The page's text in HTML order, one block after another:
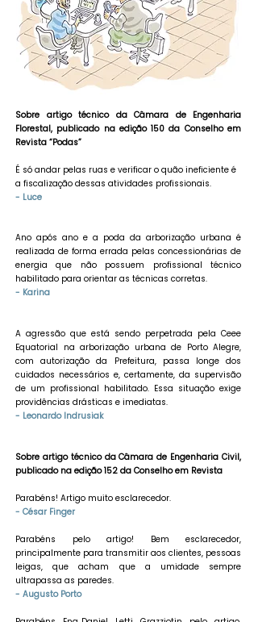
​Sobre artigo técnico da Câmara de Engenharia
Florestal, publicado na edição 150 da Conselho em
Revista “Podas”
É só andar pelas ruas e verificar o quão ineficiente é
a fiscalização dessas atividades profissionais.
- Luce
Ano após ano e a poda da arborização urbana é
realizada de forma errada pelas concessionárias de
energia que não possuem profissional técnico
habilitado para orientar as técnicas corretas.
- Karina
A agressão que está sendo perpetrada pela Ceee
Equatorial na arborização urbana de Porto Alegre,
com autorização da Prefeitura, passa longe dos
cuidados necessários e, certamente, da supervisão
de um profissional habilitado. Essa situação exige
providências drásticas e imediatas.
- Leonardo Indrusiak
Sobre artigo técnico da Câmara de Engenharia Civil,
publicado na edição 152 da Conselho em Revista
Parabéns! Artigo muito esclarecedor.
- César Finger
Parabéns pelo artigo! Bem esclarecedor,
principalmente para transmitir aos clientes, pessoas
leigas, que acham que a umidade sempre
ultrapassa as paredes.
- Augusto Porto